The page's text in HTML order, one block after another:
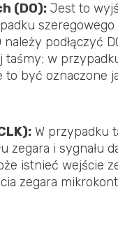
(DO): Jest to
szeregowego
podłączyć
taśmy; w
to być oznaczone
W przypadku
zegara i sygnału
istnieć wejście
zegara